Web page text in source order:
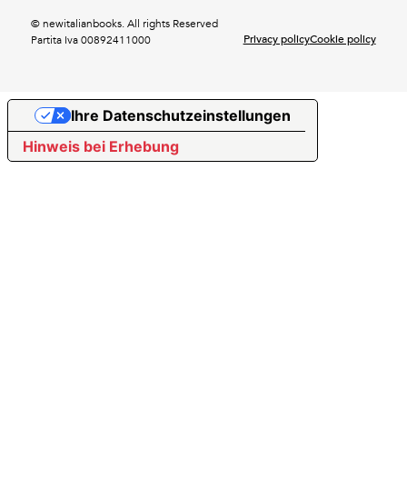
© newitalianbooks. All rights Reserved
Partita Iva 00892411000
Privacy policyCookie policy
Hinweis bei Erhebung
Ihre Datenschutzeinstellungen